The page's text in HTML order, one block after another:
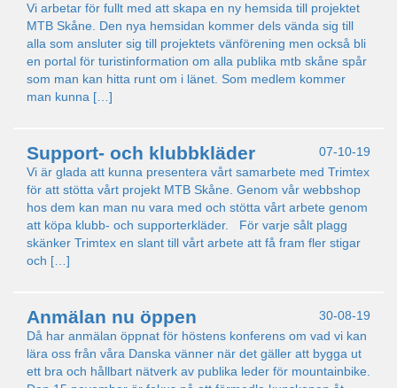
Vi arbetar för fullt med att skapa en ny hemsida till projektet
MTB Skåne. Den nya hemsidan kommer dels vända sig till
alla som ansluter sig till projektets vänförening men också bli
en portal för turistinformation om alla publika mtb skåne spår
som man kan hitta runt om i länet. Som medlem kommer
man kunna […]
07-10-19
Support- och klubbkläder
Vi är glada att kunna presentera vårt samarbete med Trimtex
för att stötta vårt projekt MTB Skåne. Genom vår webbshop
hos dem kan man nu vara med och stötta vårt arbete genom
att köpa klubb- och supporterkläder. För varje sålt plagg
skänker Trimtex en slant till vårt arbete att få fram fler stigar
och […]
30-08-19
Anmälan nu öppen
Då har anmälan öppnat för höstens konferens om vad vi kan
lära oss från våra Danska vänner när det gäller att bygga ut
ett bra och hållbart nätverk av publika leder för mountainbike.